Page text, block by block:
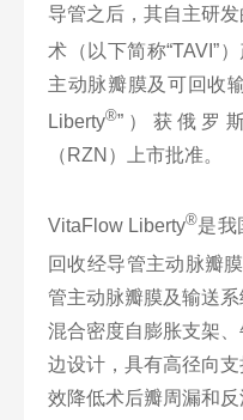
导管之后，其自主研
术（以下简称“TAVI”
主动脉瓣膜及可回收
Liberty®”）获俄罗
（RZN）上市批准。
VitaFlow Liberty®是我
回收经导管主动脉瓣
管主动脉瓣膜及输送
混合密度自膨胀支架
边设计，具有高径向
效降低术后瓣周漏和